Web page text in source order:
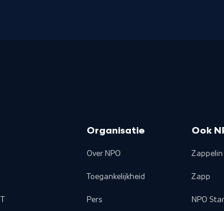
Organisatie
Over NPO
Toegankelijkheid
Pers
Ook
Zappelin
Zapp
NPO